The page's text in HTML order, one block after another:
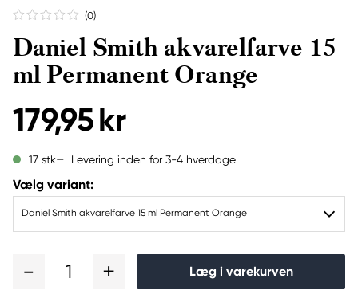
(0)
Daniel Smith akvarelfarve 15
ml Permanent Orange
179,95 kr
17 stk Levering inden for 3-4 hverdage
Vælg variant:
Daniel Smith akvarelfarve 15 ml Permanent Orange
1 Læg i varekurven